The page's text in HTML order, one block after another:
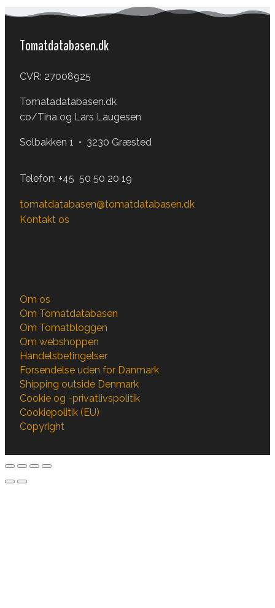
Tomatdatabasen.dk
CVR: 27008925
Tomatadatabasen.dk
co/Tina og Lars Laugesen
Solbakken 1 • 3230 Græsted
Telefon: +45 50 50 20 19
tomatdatabasen@tomatdatabasen.dk
Kontakt os
Om os
Om Tomatdatabasen
Om Tomatbloggen
Om webshoppen
Handelsbetingelser
Forsendelse uden for Danmark
Shipping outside Denmark
Cookie og -privatlivspolitik
Cookiepolitik (EU)
Copyright